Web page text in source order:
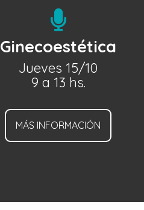

Ginecoestética
Jueves 15/10
9 a 13 hs.
MÁS INFORMACIÓN